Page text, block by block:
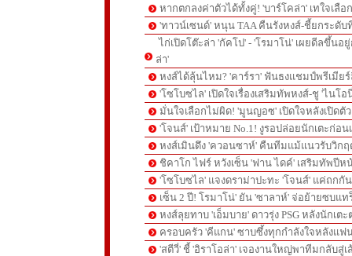
หากตกลงค่าตัวได้ทั้งคู่! 'บาร์โคล่า' เทใจเลือ
'ทาวน์เซนด์' หนุน TAA คืนรังหงส์-ชี้ยกระดั
ไก่เปิดโต๊ะล่า 'กัคโป' - 'โรมาโน่' เผยดีลขึ้นอ
ล่า'
หงส์ได้ลุ้นไหม? 'คาร์รา' ฟันธงแชมป์พรีเมีย
'โซโบซไล' เปิดใจเรื่องเสริมทัพหงส์-ชู 'ไนโ
มั่นใจเลือกไม่ผิด! 'มูนญอซ' เปิดใจหลังเปิดตั
'โจนส์' เป้าหมาย No.1! งูรอปล่อยนักเตะก่อ
หงส์เมินดึง 'ควอนซาห์' คืนทีมแม้แนวรับวิก
ชิคาโก ไฟร์ หวังเซ็น 'ฟาน ไดค์' เสริมทัพปีห
'โซโบซไล' แจงดราม่าปะทะ 'โจนส์' แค่ถกกั
เซ็น 2 ปี! โรมาโน่' ยัน 'ซาลาห์' จ่อย้ายซบแ
หงส์ลุยทาบ 'เอ็มบาย' ดาวรุ่ง PSG หลังนักเต
ครอบครัว 'คีแกน' ซาบซึ้งทุกกำลังใจหลังแฟ
'สตีวี่' ชี้ 'อิราโอล่า' เจองานใหญ่พาทีมกลับสู่